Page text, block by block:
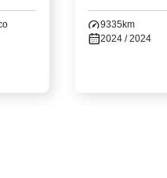
9335km
2024 / 2024